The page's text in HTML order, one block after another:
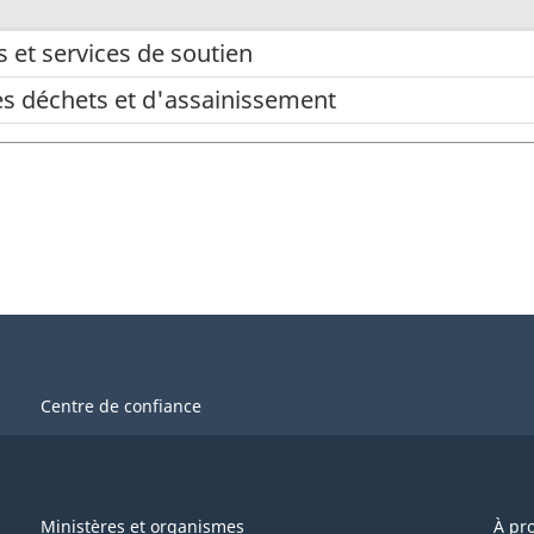
et services de soutien
déchets et d'assainissement
Centre de confiance
Ministères et organismes À